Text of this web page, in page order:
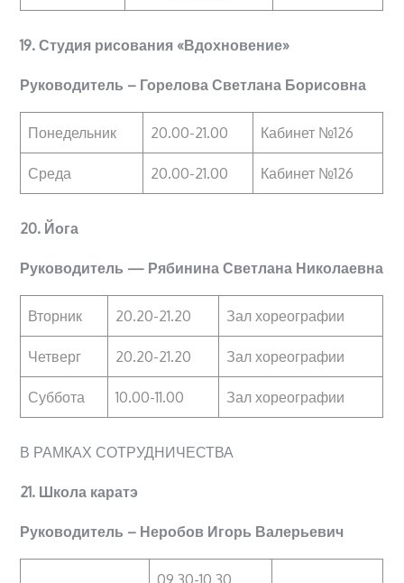
19. Студия рисования «Вдохновение»
Руководитель – Горелова Светлана Борисовна
Понедельник 20.00-21.00 Кабинет №126
Среда 20.00-21.00 Кабинет №126
20. Йога
Руководитель — Рябинина Светлана Николаевна
Вторник 20.20-21.20 Зал хореографии
Четверг 20.20-21.20 Зал хореографии
Суббота 10.00-11.00 Зал хореографии
В РАМКАХ СОТРУДНИЧЕСТВА
21. Школа каратэ
Руководитель – Неробов Игорь Валерьевич
09.30-10.30